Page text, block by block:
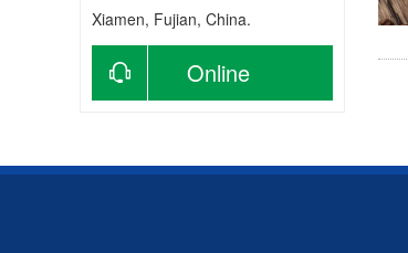
Xiamen, Fujian, China.
Online